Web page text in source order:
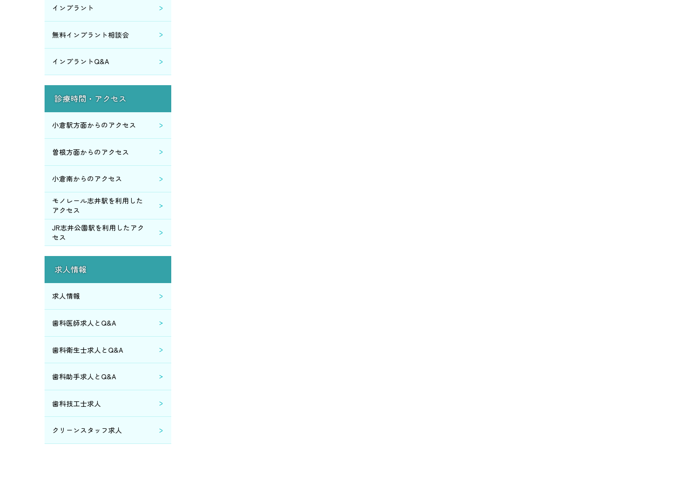
2015年7月 (2)
2015年6月 (2)
2015年4月 (1)
2014年11月 (9)
2014年10月 (2)
2014年6月 (2)
2014年3月 (1)
2014年1月 (4)
インプラント
無料インプラント相談会
インプラントQ&A
診療時間・アクセス
小倉駅方面からのアクセス
曽根方面からのアクセス
小倉南からのアクセス
モノレール志井駅を利用した
アクセス
JR志井公園駅を利用したアク
セス
求人情報
求人情報
歯科医師求人とQ&A
歯科衛生士求人とQ&A
歯科助手求人とQ&A
歯科技工士求人
クリーンスタッフ求人